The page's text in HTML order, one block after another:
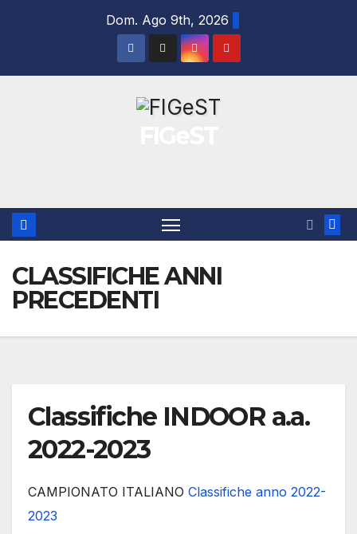
Dom. Ago 9th, 2026
CLASSIFICHE ANNI
PRECEDENTI
Classifiche INDOOR a.a.
2022-2023
CAMPIONATO ITALIANO Classifiche anno 2022-
2023